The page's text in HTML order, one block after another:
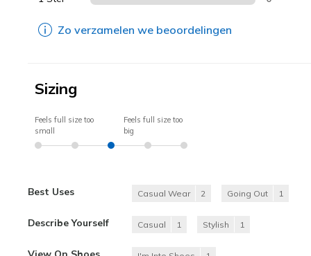
Zo verzamelen we beoordelingen
Sizing
Feels full size too
small
Feels full size too
big
Best Uses Casual Wear 2 Going Out 1
Describe Yourself Casual 1 Stylish 1
View On Shoes